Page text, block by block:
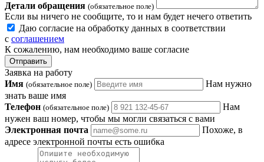
Детали обращения (обязательное поле)
Если вы ничего не сообщите, то и нам будет нечего ответить
Даю согласие на обработку данных в соответствии
с соглашением
К сожалению, нам необходимо ваше согласие
Отправить
Заявка на работу
Имя (обязательное поле)
Нам нужно
знать ваше имя
Телефон (обязательное поле)
Нам
нужен ваш номер, чтобы мы могли связаться с вами
Электронная почта
Похоже, в
адресе электронной почты есть ошибка